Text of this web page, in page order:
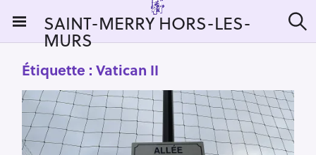
i
SAINT-MERRY HORS-LES-
MURS e
Étiquette : Vatican II